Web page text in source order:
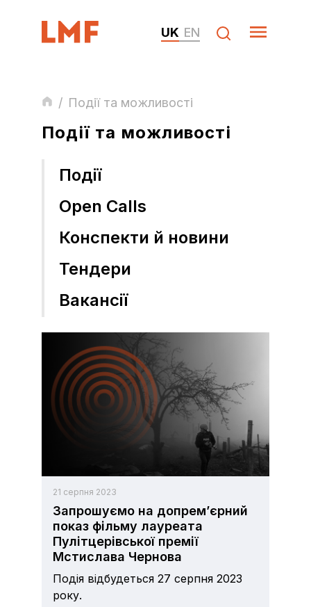
UK EN
/ Події та можливості
Події та можливості
Події
Open Calls
Конспекти й новини
Тендери
Вакансії
21 серпня 2023
Запрошуємо на допрем’єрний
показ фільму лауреата
Пулітцерівської премії
Мстислава Чернова
Подія відбудеться 27 серпня 2023
року.